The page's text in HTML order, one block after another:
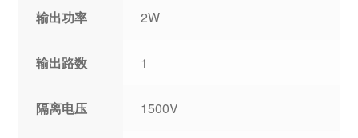
输出功率 2W
输出路数 1
隔离电压 1500V